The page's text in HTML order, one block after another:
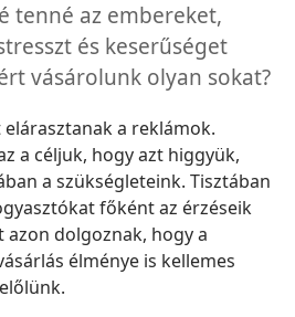
tenné az embereket,
és keserűséget
vásárolunk olyan sokat?
a reklámok.
a céljuk, hogy azt higgyük,
a szükségleteink. Tisztában
főként az érzéseik
azon dolgoznak, hogy a
élménye is kellemes